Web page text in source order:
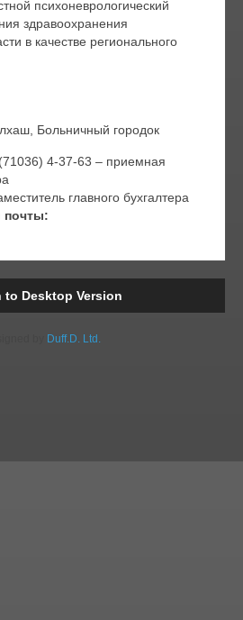
психоневрологический
здравоохранения
в качестве регионального
Больничный городок
4-37-63 – приемная
главного бухгалтера
почты:
to Desktop Version
Duff.D. Ltd.